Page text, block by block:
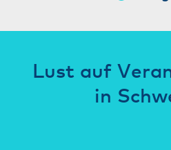
Lust auf
in